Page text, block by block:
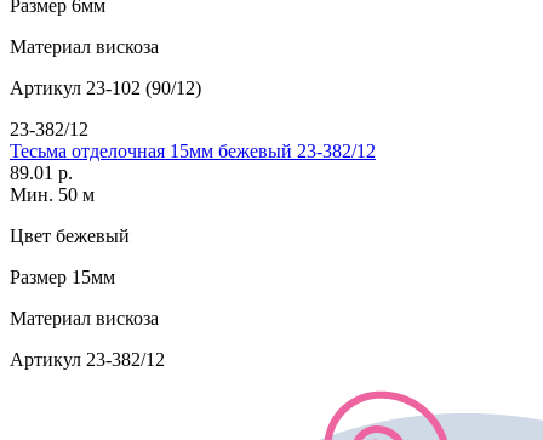
Размер 6мм
Материал вискоза
Артикул 23-102 (90/12)
23-382/12
Тесьма отделочная 15мм бежевый 23-382/12
89.01 р.
Мин. 50 м
Цвет бежевый
Размер 15мм
Материал вискоза
Артикул 23-382/12